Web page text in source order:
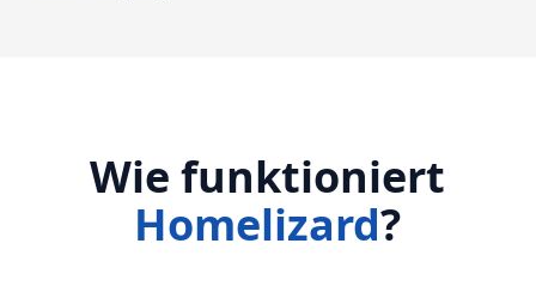
Wie funktioniert
Homelizard?